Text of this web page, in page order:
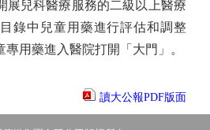
兒科醫療服務的二級以上醫療
錄中兒童用藥進行評估和調整
用藥進入醫院打開「大門」。
讀大公報PDF版面